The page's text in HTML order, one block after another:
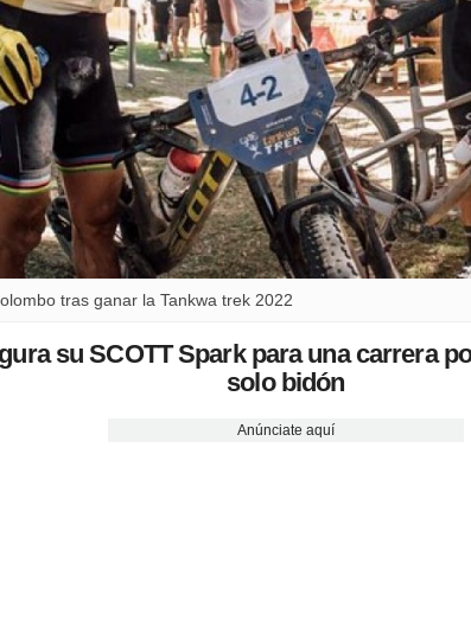
tras ganar la Tankwa trek 2022
su SCOTT Spark para una carrera
solo bidón
Anúnciate aquí